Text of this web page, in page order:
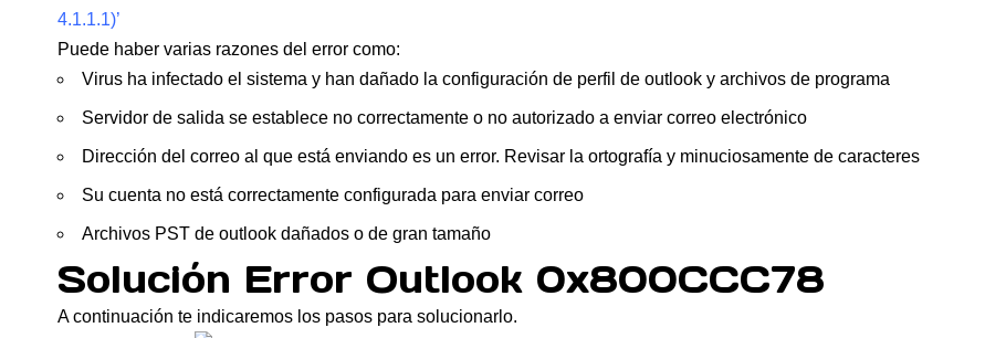
4.1.1.1)’
Puede haber varias razones del error como:
Virus ha infectado el sistema y han dañado la configuración de perfil de outlook y archivos de programa
Servidor de salida se establece no correctamente o no autorizado a enviar correo electrónico
Dirección del correo al que está enviando es un error. Revisar la ortografía y minuciosamente de caracteres
Su cuenta no está correctamente configurada para enviar correo
Archivos PST de outlook dañados o de gran tamaño
Solución Error Outlook 0x800CCC78
A continuación te indicaremos los pasos para solucionarlo.